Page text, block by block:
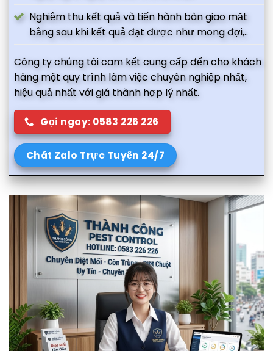
Nghiệm thu kết quả và tiến hành bàn giao mặt
bằng sau khi kết quả đạt được như mong đợi,..
Công ty chúng tôi cam kết cung cấp đến cho khách
hàng một quy trình làm việc chuyên nghiệp nhất,
hiệu quả nhất với giá thành hợp lý nhất.
Gọi ngay: 0583 226 226
Chát Zalo Trực Tuyến 24/7